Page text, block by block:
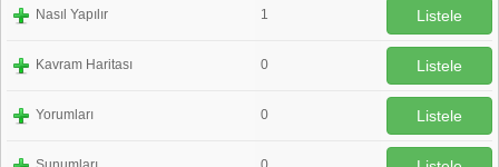
Nasıl Yapılır 1 Listele
Kavram Haritası 0 Listele
Yorumları 0 Listele